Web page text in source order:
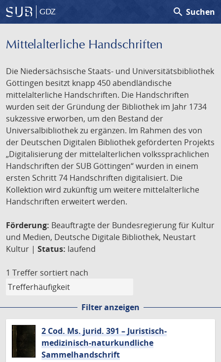
GDZ search Suchen
Mittelalterliche Handschriften
Die Niedersächsische Staats- und Universitätsbibliothek
Göttingen besitzt knapp 450 abendländische
mittelalterliche Handschriften. Die Handschriften
wurden seit der Gründung der Bibliothek im Jahr 1734
sukzessive erworben, um den Bestand der
Universalbibliothek zu ergänzen. Im Rahmen des von
der Deutschen Digitalen Bibliothek geförderten Projekts
„Digitalisierung der mittelalterlichen volkssprachlichen
Handschriften der SUB Göttingen“ wurden in einem
ersten Schritt 74 Handschriften digitalisiert. Die
Kollektion wird zukünftig um weitere mittelalterliche
Handschriften erweitert werden.
Förderung: Beauftragte der Bundesregierung für Kultur
und Medien, Deutsche Digitale Bibliothek, Neustart
Kultur | Status: laufend
1 Treffer sortiert nach
Filter anzeigen
2 Cod. Ms. jurid. 391 – Juristisch-
medizinisch-naturkundliche
Sammelhandschrift